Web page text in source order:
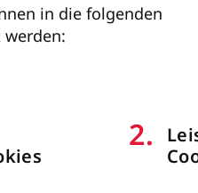
in die folgenden
2.